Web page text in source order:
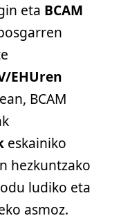
eta BCAM
EHUren
BCAM
eskainiko
hezkuntzako
ludiko eta
asmoz.